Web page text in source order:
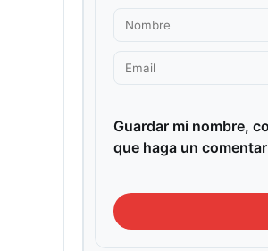
Guardar mi nombre,
que haga un